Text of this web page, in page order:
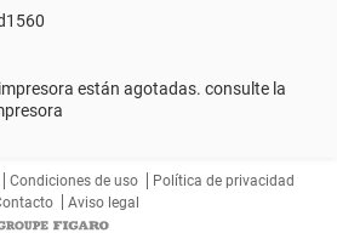
están agotadas. consulte la
Condiciones de uso
Política de privacidad
Aviso legal